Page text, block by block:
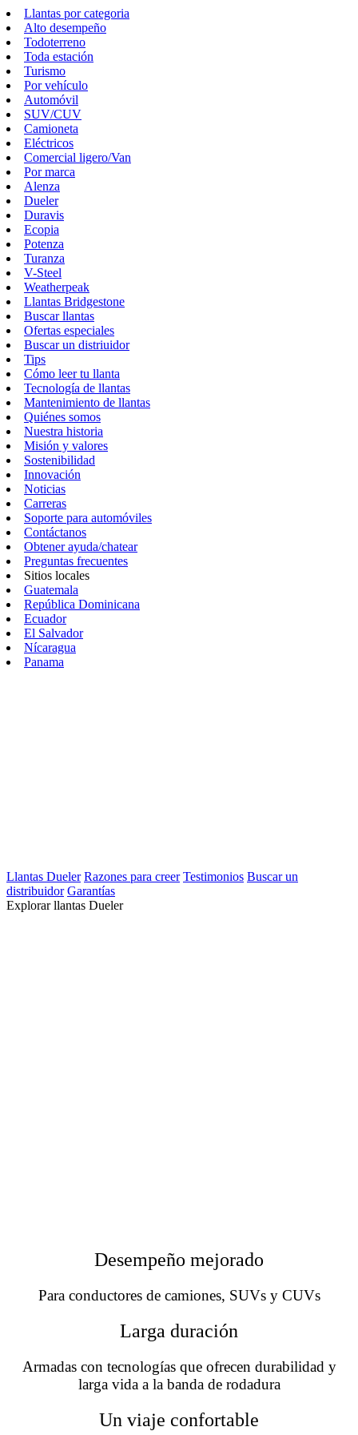
Llantas por categoria
Alto desempeño
Todoterreno
Toda estación
Turismo
Por vehículo
Automóvil
SUV/CUV
Camioneta
Eléctricos
Comercial ligero/Van
Por marca
Alenza
Dueler
Duravis
Ecopia
Potenza
Turanza
V-Steel
Weatherpeak
Llantas Bridgestone
Buscar llantas
Ofertas especiales
Buscar un distriuidor
Tips
Cómo leer tu llanta
Tecnología de llantas
Mantenimiento de llantas
Quiénes somos
Nuestra historia
Misión y valores
Sostenibilidad
Innovación
Noticias
Carreras
Soporte para automóviles
Contáctanos
Obtener ayuda/chatear
Preguntas frecuentes
Sitios locales
Guatemala
República Dominicana
Ecuador
El Salvador
Nícaragua
Panama
Llantas Dueler Razones para creer Testimonios Buscar un
distribuidor Garantías
Explorar llantas Dueler
Desempeño mejorado
Para conductores de camiones, SUVs y CUVs
Larga duración
Armadas con tecnologías que ofrecen durabilidad y
larga vida a la banda de rodadura
Un viaje confortable